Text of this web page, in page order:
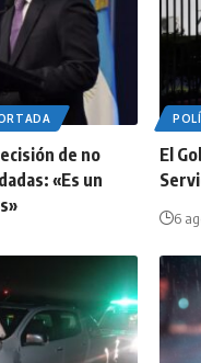
de no
«Es un
El
6